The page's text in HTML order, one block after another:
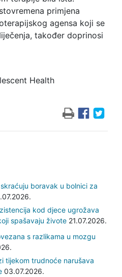
primjena
agensa koji se
također doprinosi
Health
boravak u bolnici za
kod djece ugrožava
spašavaju živote21.07.2026.
s razlikama u mozgu
tijekom trudnoće narušava
03.07.2026.